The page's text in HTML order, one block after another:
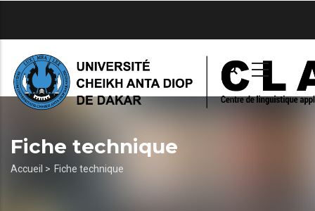
principal
Fiche technique
Fil
Accueil > Fiche technique